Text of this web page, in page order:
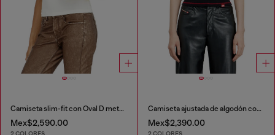
Camiseta slim-fit con Oval D metálico
Mex$2,590.00
Camiseta ajustada de algodón con estampado de cerezas
Mex$2,390.00